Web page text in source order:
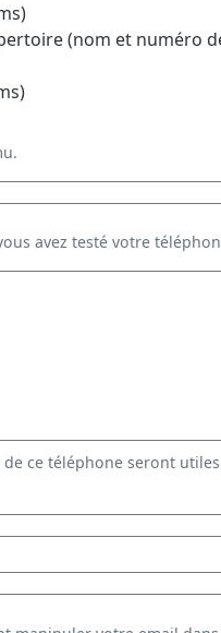
(nom et numéro
avez testé votre
ce téléphone seront